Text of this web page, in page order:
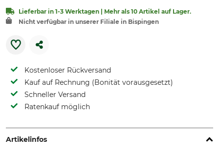
Lieferbar in 1-3 Werktagen | Mehr als 10 Artikel auf Lager.
Nicht verfügbar in unserer Filiale in Bispingen
Kostenloser Rückversand
Kauf auf Rechnung (Bonität vorausgesetzt)
Schneller Versand
Ratenkauf möglich
Artikelinfos